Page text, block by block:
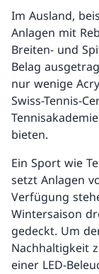
Im Ausland,
Anlagen mit
Breiten- und
Belag
nur wenige
Swiss-Tennis-
bieten.
Ein Sport wie
setzt Anlagen
Verfügung
Wintersaison
gedeckt. Um
Nachhaltigkeit
einer LED-